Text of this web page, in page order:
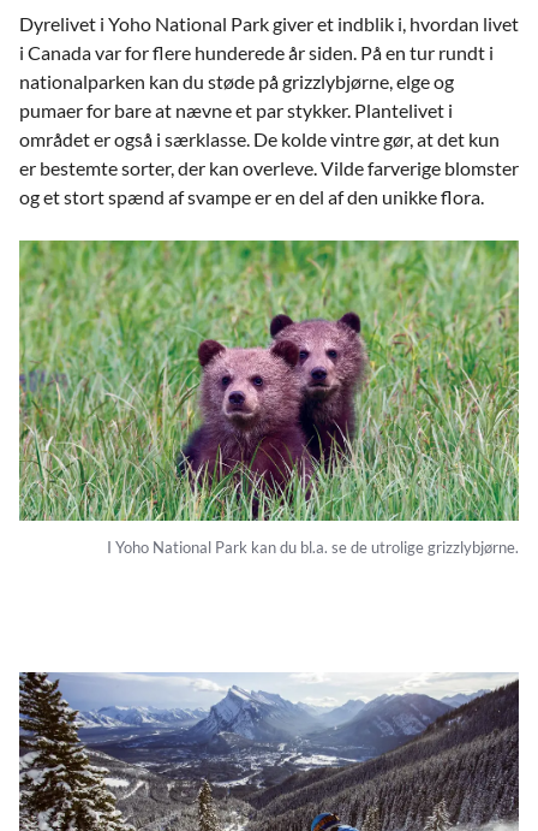
Dyrelivet i Yoho National Park giver et indblik i, hvordan livet
i Canada var for flere hunderede år siden. På en tur rundt i
nationalparken kan du støde på grizzlybjørne, elge og
pumaer for bare at nævne et par stykker. Plantelivet i
området er også i særklasse. De kolde vintre gør, at det kun
er bestemte sorter, der kan overleve. Vilde farverige blomster
og et stort spænd af svampe er en del af den unikke flora.
I Yoho National Park kan du bl.a. se de utrolige grizzlybjørne.